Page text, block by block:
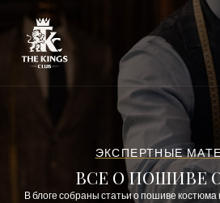
ЭКСПЕРТНЫЕ
ВСЕ О ПОШИВЕ
В блоге собраны статьи о пошиве